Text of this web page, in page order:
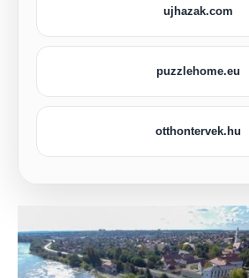
ujhazak.com
puzzlehome.eu
otthontervek.hu